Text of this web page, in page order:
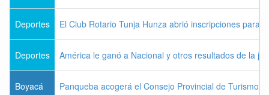
Deportes El Club Rotario Tunja Hunza abrió inscripciones para
Deportes América le ganó a Nacional y otros resultados de la
Boyacá Panqueba acogerá el Consejo Provincial de Turismo